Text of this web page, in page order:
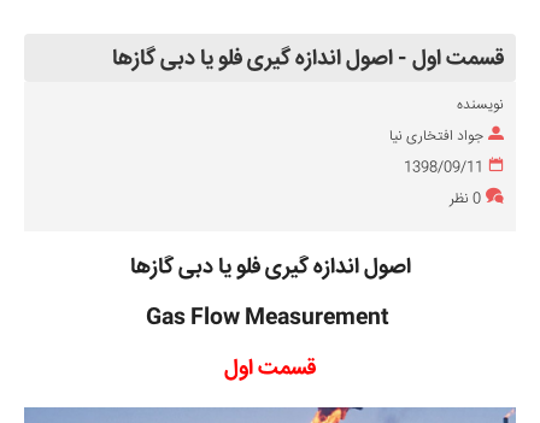
قسمت اول - اصول اندازه گیری فلو یا دبی گازها
نویسنده
جواد افتخاری نیا
1398/09/11
0 نظر
اصول اندازه گیری فلو یا دبی گازها
قسمت اول